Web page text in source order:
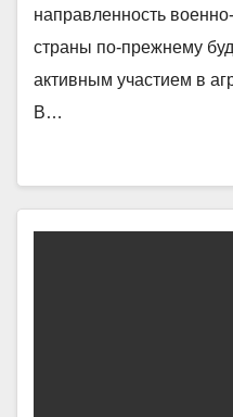
направленность
страны по-прежнему
активным участием в
В…